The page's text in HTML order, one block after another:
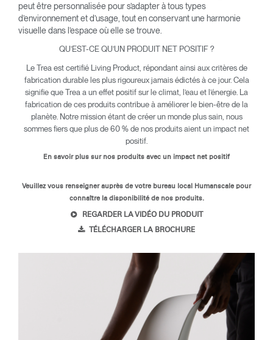
peut être personnalisée pour s’adapter à tous types
d’environnement et d’usage, tout en conservant une harmonie
visuelle dans l’espace où elle se trouve.
QU’EST-CE QU’UN PRODUIT NET POSITIF ?
Le Trea est certifié Living Product, répondant ainsi aux critères de
fabrication durable les plus rigoureux jamais édictés à ce jour. Cela
signifie que Trea a un effet positif sur le climat, l’eau et l’énergie. La
fabrication de ces produits contribue à améliorer le bien-être de la
planète. Notre mission étant de créer un monde plus sain, nous
sommes fiers que plus de 60 % de nos produits aient un impact net
positif.
En savoir plus sur nos produits avec un impact net positif
Veuillez vous renseigner auprès de votre bureau local Humanscale pour
connaître la disponibilité de nos produits.
REGARDER LA VIDÉO DU PRODUIT
TÉLÉCHARGER LA BROCHURE